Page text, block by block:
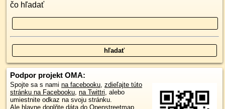
čo hľadať
Podpor projekt OMA:
Spojte sa s nami na facebooku, zdieľajte túto
stránku na Facebooku, na Twittri, alebo
umiestnite odkaz na svoju stránku.
Ale hlavne doplňte dáta do Openstreetmap,